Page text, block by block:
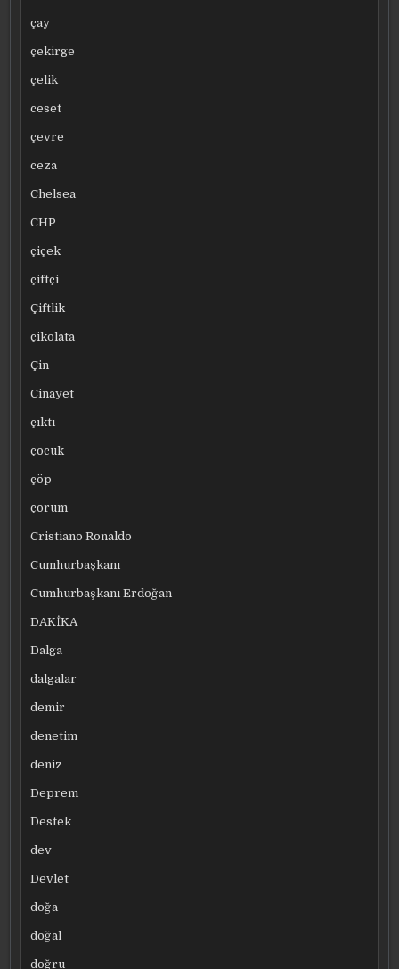
çay
çekirge
çelik
ceset
çevre
ceza
Chelsea
CHP
çiçek
çiftçi
Çiftlik
çikolata
Çin
Cinayet
çıktı
çocuk
çöp
çorum
Cristiano Ronaldo
Cumhurbaşkanı
Cumhurbaşkanı Erdoğan
DAKİKA
Dalga
dalgalar
demir
denetim
deniz
Deprem
Destek
dev
Devlet
doğa
doğal
doğru